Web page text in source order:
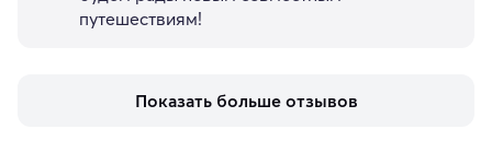
путешествиям!
Показать больше отзывов